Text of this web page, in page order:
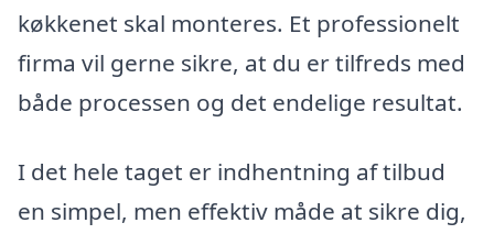
køkkenet skal monteres. Et professionelt
firma vil gerne sikre, at du er tilfreds med
både processen og det endelige resultat.
I det hele taget er indhentning af tilbud
en simpel, men effektiv måde at sikre dig,